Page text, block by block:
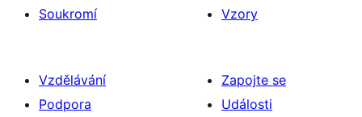
Soukromí
Vzory
Vzdělávání
Podpora
Zapojte se
Události